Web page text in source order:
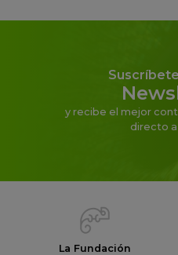
y recibe el mejor
directo a
La Fundación